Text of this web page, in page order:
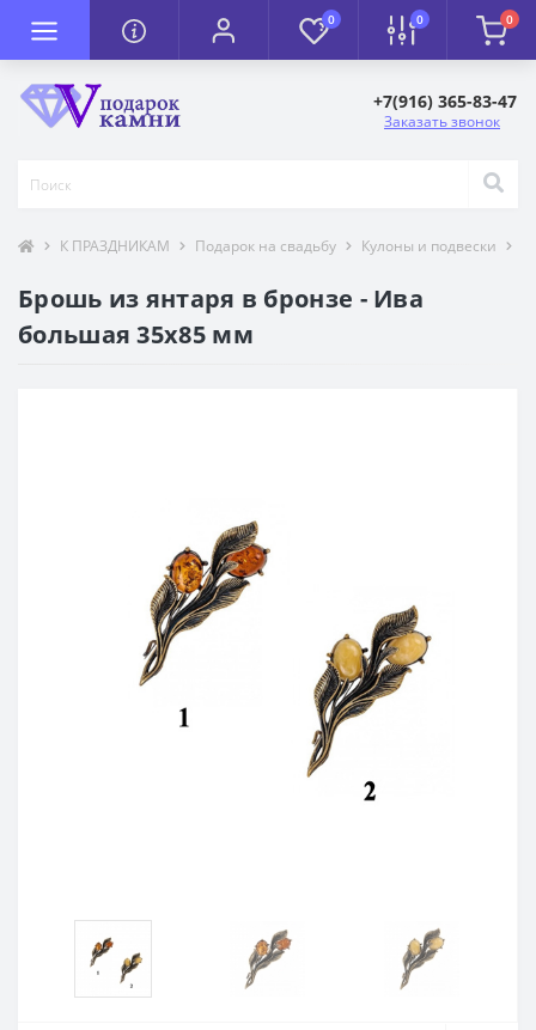
0 0 0
+7(916) 365-83-47
Заказать звонок
К ПРАЗДНИКАМ Подарок на свадьбу Кулоны и подвески
Брошь из янтаря в бронзе - Ива
большая 35х85 мм